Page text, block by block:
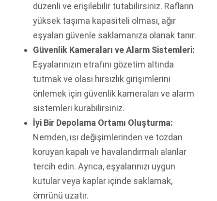
düzenli ve erişilebilir tutabilirsiniz. Rafların
yüksek taşıma kapasiteli olması, ağır
eşyaları güvenle saklamanıza olanak tanır.
Güvenlik Kameraları ve Alarm Sistemleri:
Eşyalarınızın etrafını gözetim altında
tutmak ve olası hırsızlık girişimlerini
önlemek için güvenlik kameraları ve alarm
sistemleri kurabilirsiniz.
İyi Bir Depolama Ortamı Oluşturma:
Nemden, ısı değişimlerinden ve tozdan
koruyan kapalı ve havalandırmalı alanlar
tercih edin. Ayrıca, eşyalarınızı uygun
kutular veya kaplar içinde saklamak,
ömrünü uzatır.